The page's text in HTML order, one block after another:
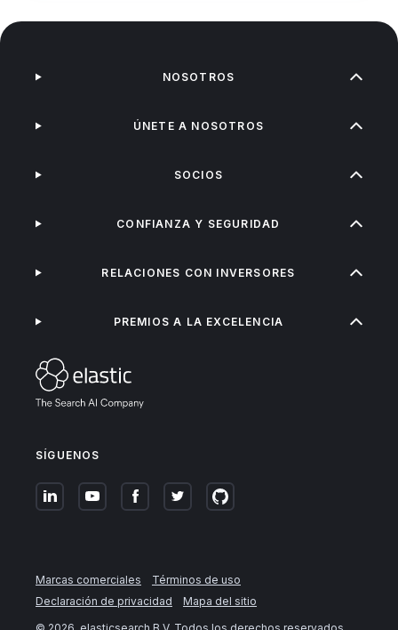
SÍGUENOS
NOSOTROS
ÚNETE A NOSOTROS
SOCIOS
CONFIANZA Y SEGURIDAD
RELACIONES CON INVERSORES
PREMIOS A LA EXCELENCIA
Marcas comerciales
Términos de uso
Declaración de privacidad
Mapa del sitio